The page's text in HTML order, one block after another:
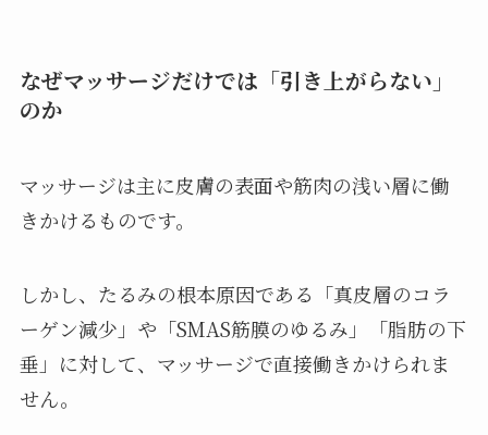
なぜマッサージだけでは「引き上がらない」
のか
マッサージは主に皮膚の表面や筋肉の浅い層に働
きかけるものです。
しかし、たるみの根本原因である「真皮層のコラ
ーゲン減少」や「SMAS筋膜のゆるみ」「脂肪の下
垂」に対して、マッサージで直接働きかけられま
せん。